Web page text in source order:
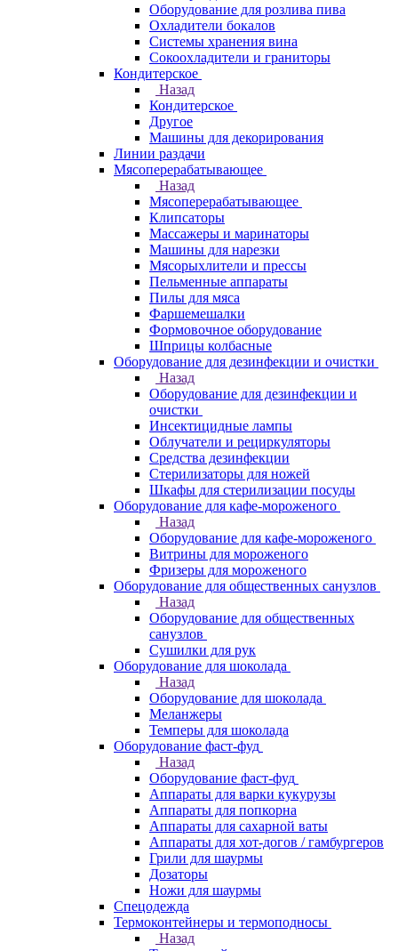
Оборудование для розлива пива
Охладители бокалов
Системы хранения вина
Сокоохладители и граниторы
Кондитерское
Назад
Кондитерское
Другое
Машины для декорирования
Линии раздачи
Мясоперерабатывающее
Назад
Мясоперерабатывающее
Клипсаторы
Массажеры и маринаторы
Машины для нарезки
Мясорыхлители и прессы
Пельменные аппараты
Пилы для мяса
Фаршемешалки
Формовочное оборудование
Шприцы колбасные
Оборудование для дезинфекции и очистки
Назад
Оборудование для дезинфекции и
очистки
Инсектицидные лампы
Облучатели и рециркуляторы
Средства дезинфекции
Стерилизаторы для ножей
Шкафы для стерилизации посуды
Оборудование для кафе-мороженого
Назад
Оборудование для кафе-мороженого
Витрины для мороженого
Фризеры для мороженого
Оборудование для общественных санузлов
Назад
Оборудование для общественных
санузлов
Сушилки для рук
Оборудование для шоколада
Назад
Оборудование для шоколада
Меланжеры
Темперы для шоколада
Оборудование фаст-фуд
Назад
Оборудование фаст-фуд
Аппараты для варки кукурузы
Аппараты для попкорна
Аппараты для сахарной ваты
Аппараты для хот-догов / гамбургеров
Грили для шаурмы
Дозаторы
Ножи для шаурмы
Спецодежда
Термоконтейнеры и термоподносы
Назад